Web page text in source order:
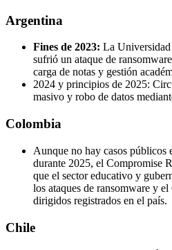
Argentina
Fines de 2023: La
sufrió un ataque de
carga de notas y gestión
2024 y principios de 2025:
masivo y robo de datos
Colombia
Aunque no hay casos públicos
durante 2025, el Compromise
que el sector educativo y
los ataques de ransomware y
dirigidos registrados en el país.
Chile